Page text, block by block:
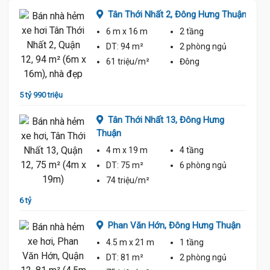
5 tỷ 990 triệu
Tân Thới Nhất 2, Đông Hưng Thuận
6 m x 16 m
2 tầng
DT: 94 m² 2 phòng ngủ
61 triệu/m²
Đông
6 tỷ
Tân Thới Nhất 13, Đông Hưng
Thuận
4 m x 19 m
4 tầng
DT: 75 m² 6 phòng ngủ
74 triệu/m²
Phan Văn Hớn, Đông Hưng Thuận
4.5 m x 21 m
1 tầng
DT: 81 m² 2 phòng ngủ